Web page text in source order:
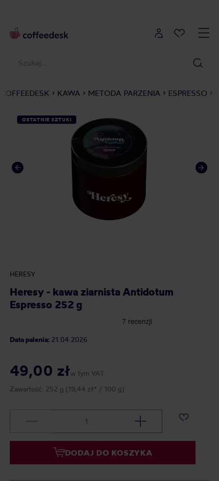
COFFEEDESK KAWA METODA PARZENIA ESPRESSO
OSTATNIE SZTUKI
HERESY
Heresy - kawa ziarnista Antidotum
Espresso 252 g
Data palenia: 21.04.2026
49,00 złw tym VAT
Zawartość: 252 g (19,44 zł* / 100 g)
DODAJ DO KOSZYKA